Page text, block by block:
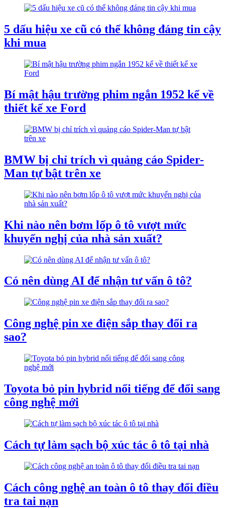
5 dấu hiệu xe cũ có thể không đáng tin cậy
khi mua
Bí mật hậu trường phim ngắn 1952 kể về
thiết kế xe Ford
BMW bị chỉ trích vì quảng cáo Spider-
Man tự bật trên xe
Khi nào nên bơm lốp ô tô vượt mức
khuyến nghị của nhà sản xuất?
Có nên dùng AI để nhận tư vấn ô tô?
Công nghệ pin xe điện sắp thay đổi ra
sao?
Toyota bỏ pin hybrid nổi tiếng để đổi sang
công nghệ mới
Cách tự làm sạch bộ xúc tác ô tô tại nhà
Cách công nghệ an toàn ô tô thay đổi điều
tra tai nạn